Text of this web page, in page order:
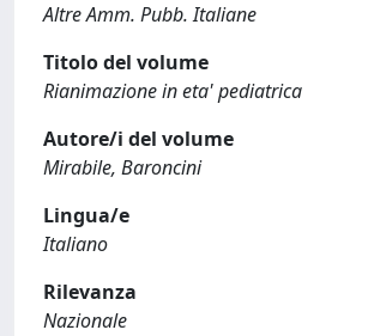
Altre Amm. Pubb. Italiane
Titolo del volume
Rianimazione in eta' pediatrica
Autore/i del volume
Mirabile, Baroncini
Lingua/e
Italiano
Rilevanza
Nazionale